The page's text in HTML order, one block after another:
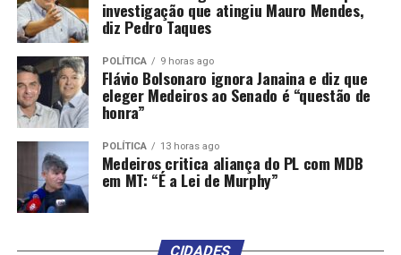
investigação que atingiu Mauro Mendes,
diz Pedro Taques
POLÍTICA 9 horas ago
Flávio Bolsonaro ignora Janaina e diz que
eleger Medeiros ao Senado é “questão de
honra”
POLÍTICA 13 horas ago
Medeiros critica aliança do PL com MDB
em MT: “É a Lei de Murphy”
CIDADES